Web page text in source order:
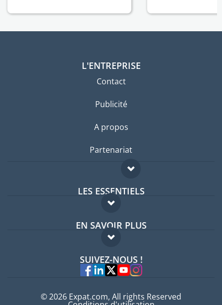
L'ENTREPRISE
Contact
Publicité
A propos
Partenariat
LES ESSENTIELS
Forum expatriés
Guides pays
EN SAVOIR PLUS
FAQ
Experts
SUIVEZ-NOUS !
© 2026 Expat.com, All rights Reserved